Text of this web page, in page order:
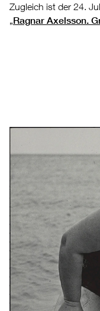
Zugleich ist der 24.
„Ragnar Axelsson.